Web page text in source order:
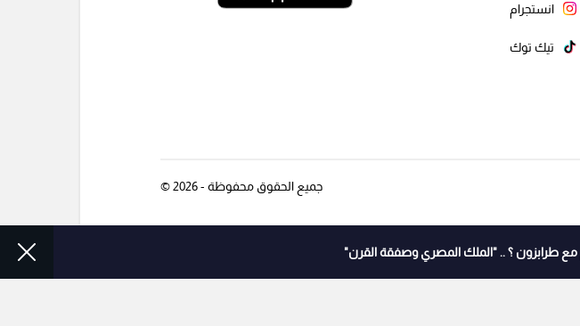
طرابزون ؟ .. "الملك المصري وصفقة القرن"
انستجرام
تيك توك
جميع الحقوق محفوظة - 2026 ©